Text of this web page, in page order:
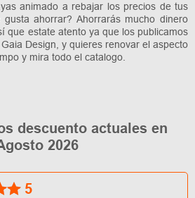
animado a rebajar los precios de tus
ahorrar? Ahorrarás mucho dinero
que estate atento ya que los publicamos
Design, y quieres renovar el aspecto
y mira todo el catalogo.
descuento actuales en
2026
5